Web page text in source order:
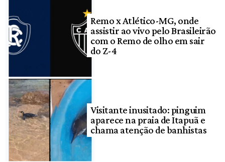
Remo x Atlético-MG, onde
assistir ao vivo pelo Brasileirão
com o Remo de olho em sair
do Z-4
Visitante inusitado: pinguim
aparece na praia de Itapuã e
chama atenção de banhistas